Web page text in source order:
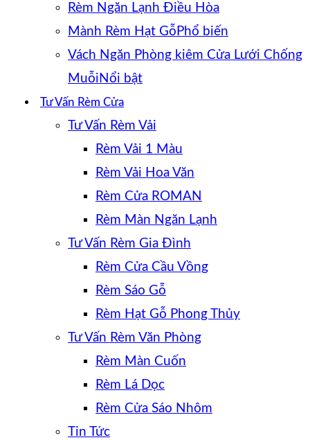
Rèm Ngăn Lạnh Điều Hòa
Mành Rèm Hạt Gỗ
Vách Ngăn Phòng kiêm Cửa Lưới Chống
Muỗi
Tư Vấn Rèm Cửa
Tư Vấn Rèm Vải
Rèm Vải 1 Màu
Rèm Vải Hoa Văn
Rèm Cửa ROMAN
Rèm Màn Ngăn Lạnh
Tư Vấn Rèm Gia Đình
Rèm Cửa Cầu Vồng
Rèm Sáo Gỗ
Rèm Hạt Gỗ Phong Thủy
Tư Vấn Rèm Văn Phòng
Rèm Màn Cuốn
Rèm Lá Dọc
Rèm Cửa Sáo Nhôm
Tin Tức